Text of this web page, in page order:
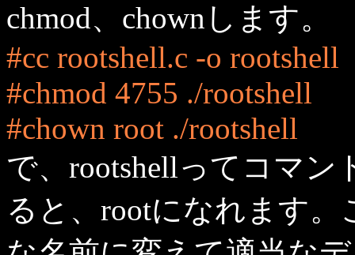
chmod、chownします。
#cc rootshell.c -o rootshell
#chmod 4755 ./rootshell
#chown root ./rootshell
で、rootshellってコマ
ると、rootになれます。